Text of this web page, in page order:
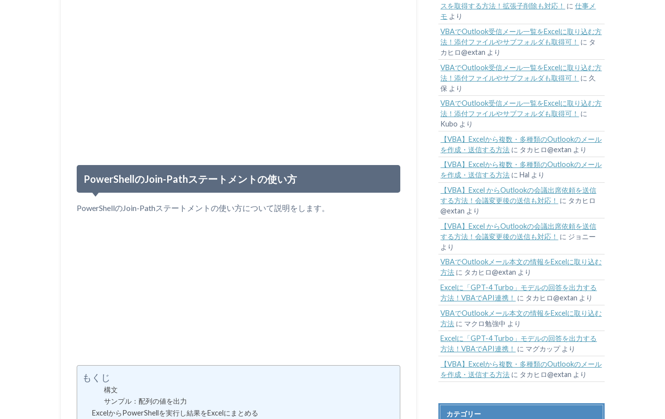
PowerShellのJoin-Pathステートメントの使い方
PowerShellのJoin-Pathステートメントの使い方について説明をします。
もくじ
構文
サンプル：配列の値を出力
ExcelからPowerShellを実行し結果をExcelにまとめる
スを取得する方法！拡張子削除も対応！ に仕事メ
モ より
VBAでOutlook受信メール一覧をExcelに取り込む方
法！添付ファイルやサブフォルダも取得可！ に タ
カヒロ@extan より
VBAでOutlook受信メール一覧をExcelに取り込む方
法！添付ファイルやサブフォルダも取得可！ に 久
保 より
VBAでOutlook受信メール一覧をExcelに取り込む方
法！添付ファイルやサブフォルダも取得可！ に
Kubo より
【VBA】Excelから複数・多種類のOutlookのメール
を作成・送信する方法 に タカヒロ@extan より
【VBA】Excelから複数・多種類のOutlookのメール
を作成・送信する方法 にHal より
【VBA】Excel からOutlookの会議出席依頼を送信
する方法！会議変更後の送信も対応！ に タカヒロ
@extan より
【VBA】Excel からOutlookの会議出席依頼を送信
する方法！会議変更後の送信も対応！ に ジョニー
より
VBAでOutlookメール本文の情報をExcelに取り込む
方法 に タカヒロ@extan より
Excelに「GPT-4 Turbo」モデルの回答を出力する
方法！VBAでAPI連携！ に タカヒロ@extan より
VBAでOutlookメール本文の情報をExcelに取り込む
方法 に マクロ勉強中 より
Excelに「GPT-4 Turbo」モデルの回答を出力する
方法！VBAでAPI連携！ に マグカップより
【VBA】Excelから複数・多種類のOutlookのメール
を作成・送信する方法 に タカヒロ@extan より
カテゴリー